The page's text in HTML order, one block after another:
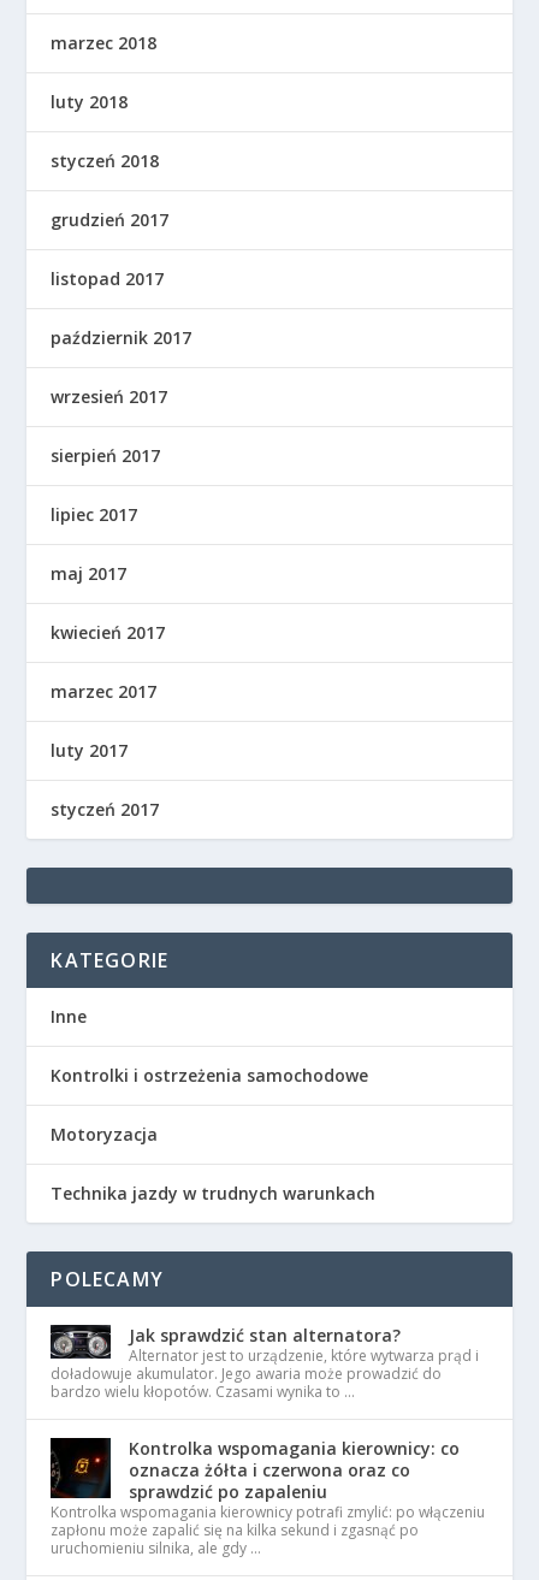
marzec 2018
luty 2018
styczeń 2018
grudzień 2017
listopad 2017
październik 2017
wrzesień 2017
sierpień 2017
lipiec 2017
maj 2017
kwiecień 2017
marzec 2017
luty 2017
styczeń 2017
KATEGORIE
Inne
Kontrolki i ostrzeżenia samochodowe
Motoryzacja
Technika jazdy w trudnych warunkach
POLECAMY
Jak sprawdzić stan alternatora?
Alternator jest to urządzenie, które wytwarza prąd i
doładowuje akumulator. Jego awaria może prowadzić do
bardzo wielu kłopotów. Czasami wynika to …
Kontrolka wspomagania kierownicy: co
oznacza żółta i czerwona oraz co
sprawdzić po zapaleniu
Kontrolka wspomagania kierownicy potrafi zmylić: po włączeniu
zapłonu może zapalić się na kilka sekund i zgasnąć po
uruchomieniu silnika, ale gdy …